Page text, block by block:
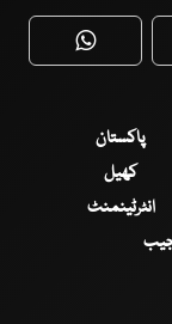
پاکستان
کھیل
انٹرٹینمنٹ